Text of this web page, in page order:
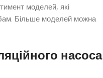
моделей, які
Більше моделей можна
насоса